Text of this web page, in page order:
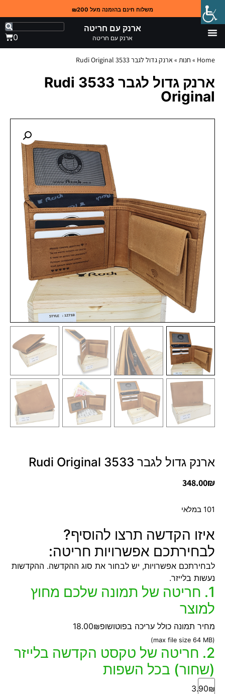
משלוח חינם בהזמנה מעל ₪200
ארנק עם חריטה
ארנק עם חריטה 0
Home
» חנות » ארנק גדול לגבר 3533 Rudi Original
ארנק גדול לגבר 3533 Rudi
Original
ארנק גדול לגבר 3533 Rudi Original
348.00₪
101 במלאי
איזו הקדשה תרצו להוסיף?
לבחירתכם אפשרויות חריטה:
לבחירתכם אפשרויות, יש לבחור את סוג ההקדשה. ההקדשות
נעשות בלייזר.
1. חריטה של תמונה שלכם מחוץ
למוצר
מחיר תמונה כולל עריכה בפוטושופ18.00₪
(max file size 64 MB)
2. חריטה של טקסט הקדשה בלייזר
(שחור) בכל השפות
3.90₪